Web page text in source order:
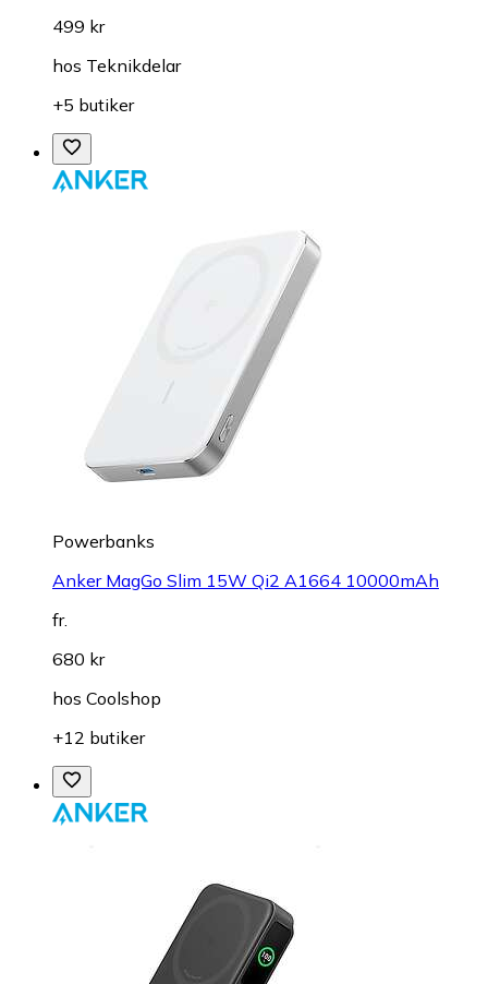
499 kr
hos Teknikdelar
+5 butiker
Powerbanks
Anker MagGo Slim 15W Qi2 A1664 10000mAh
fr.
680 kr
hos Coolshop
+12 butiker